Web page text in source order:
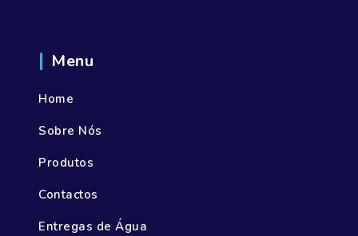
Menu
Home
Sobre Nós
Produtos
Contactos
Entregas de Água